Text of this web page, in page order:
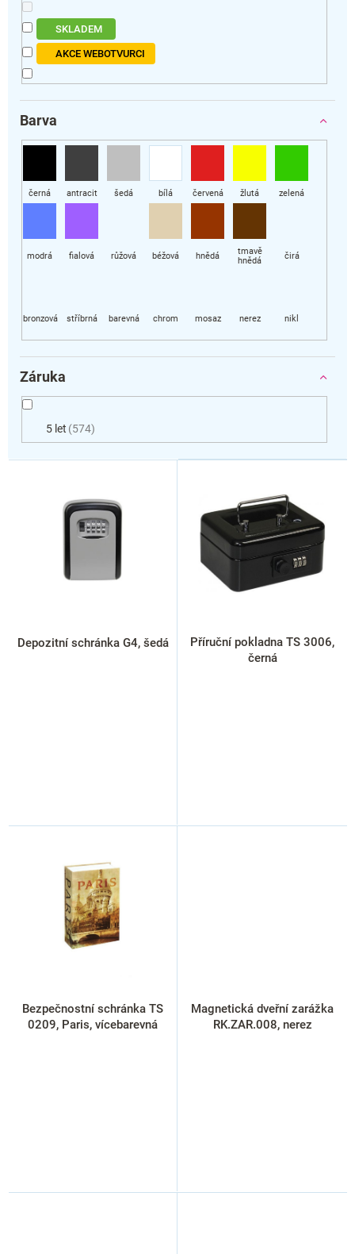
SKLADEM
AKCE WEBOTVURCI
Barva
Záruka
5 let 574
V
Depozitní schránka G4, šedá
Příruční pokladna TS 3006,
černá
Bezpečnostní schránka TS
0209, Paris, vícebarevná
Magnetická dveřní zarážka
RK.ZAR.008, nerez